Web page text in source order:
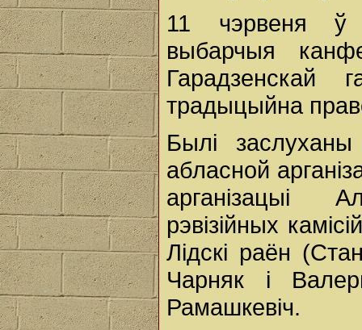
11 чэрвеня ў
выбарчыя
Гарадзенскай
традыцыйна
Былі
абласной
арганізацыі
рэвізійных
Лідскі раён
Чарняк і
Рамашкевіч.